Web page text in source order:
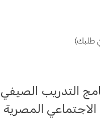
طلبك)
التدريب
الاجتماعي المصرية